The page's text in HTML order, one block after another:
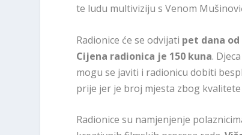
te ludu multiviziju s Venom
Radionice će se odvijati pet dana
Cijena radionica je 150 kuna.
mogu se javiti i radionicu dobiti
prije jer je broj mjesta zbog
Radionice su namjenjenje